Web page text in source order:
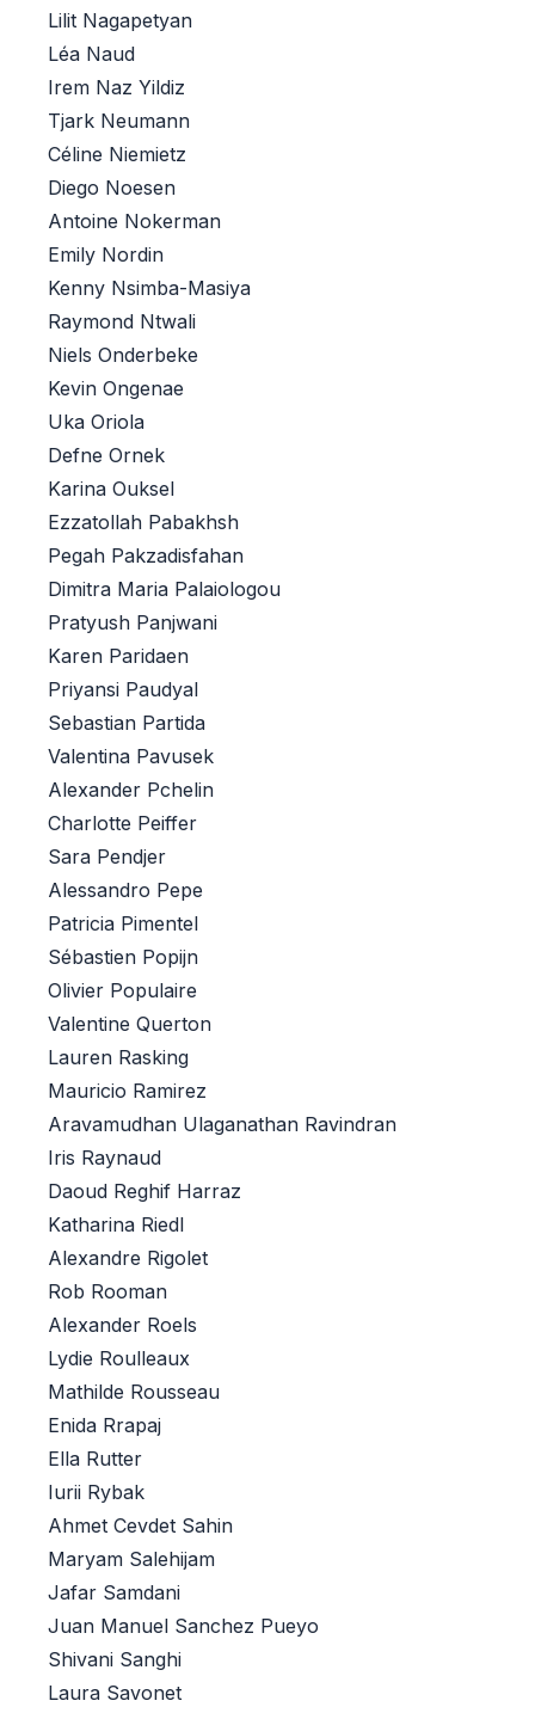
Lilit Nagapetyan
Léa Naud
Irem Naz Yildiz
Tjark Neumann
Céline Niemietz
Diego Noesen
Antoine Nokerman
Emily Nordin
Kenny Nsimba-Masiya
Raymond Ntwali
Niels Onderbeke
Kevin Ongenae
Uka Oriola
Defne Ornek
Karina Ouksel
Ezzatollah Pabakhsh
Pegah Pakzadisfahan
Dimitra Maria Palaiologou
Pratyush Panjwani
Karen Paridaen
Priyansi Paudyal
Sebastian Partida
Valentina Pavusek
Alexander Pchelin
Charlotte Peiffer
Sara Pendjer
Alessandro Pepe
Patricia Pimentel
Sébastien Popijn
Olivier Populaire
Valentine Querton
Lauren Rasking
Mauricio Ramirez
Aravamudhan Ulaganathan Ravindran
Iris Raynaud
Daoud Reghif Harraz
Katharina Riedl
Alexandre Rigolet
Rob Rooman
Alexander Roels
Lydie Roulleaux
Mathilde Rousseau
Enida Rrapaj
Ella Rutter
Iurii Rybak
Ahmet Cevdet Sahin
Maryam Salehijam
Jafar Samdani
Juan Manuel Sanchez Pueyo
Shivani Sanghi
Laura Savonet